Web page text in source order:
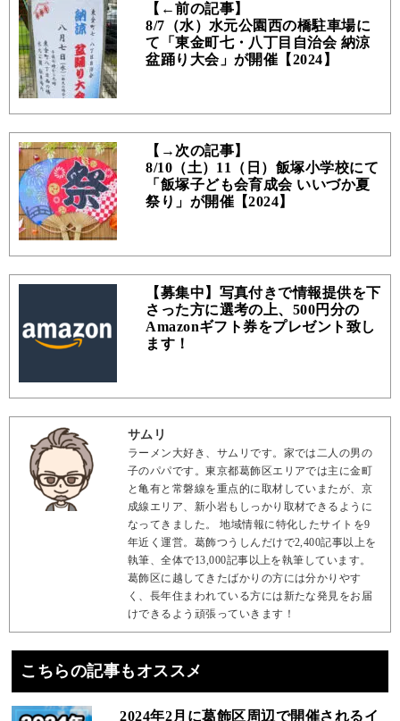
【←前の記事】
8/7（水）水元公園西の橋駐車場に
て「東金町七・八丁目自治会 納涼
盆踊り大会」が開催【2024】
【→次の記事】
8/10（土）11（日）飯塚小学校にて
「飯塚子ども会育成会 いいづか夏
祭り」が開催【2024】
【募集中】写真付きで情報提供を下
さった方に選考の上、500円分の
Amazonギフト券をプレゼント致し
ます！
サムリ
ラーメン大好き、サムリです。家では二人の男の
子のパパです。東京都葛飾区エリアでは主に金町
と亀有と常磐線を重点的に取材していまたが、京
成線エリア、新小岩もしっかり取材できるように
なってきました。 地域情報に特化したサイトを9
年近く運営。葛飾つうしんだけで2,400記事以上を
執筆、全体で13,000記事以上を執筆しています。
葛飾区に越してきたばかりの方には分かりやす
く、長年住まわれている方には新たな発見をお届
けできるよう頑張っていきます！
こちらの記事もオススメ
2024年2月に葛飾区周辺で開催されるイ